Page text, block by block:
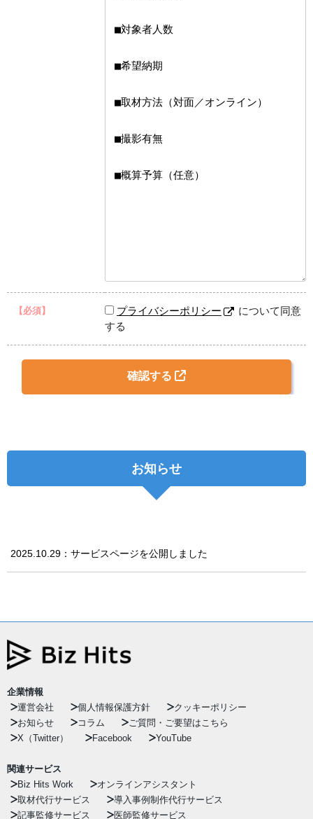
【必須】 プライバシーポリシー
について同意
する
確認する
お知らせ
2025.10.29：サービスページを公開しました
企業情報
運営会社
個人情報保護方針
クッキーポリシー
お知らせ
コラム
ご質問・ご要望はこちら
X（Twitter）
Facebook YouTube
関連サービス
Biz Hits Work
オンラインアシスタント
取材代行サービス
導入事例制作代行サービス
記事監修サービス
医師監修サービス